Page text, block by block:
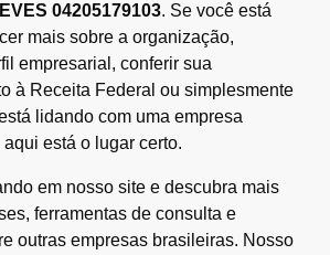
04205179103. Se você está
mais sobre a organização,
empresarial, conferir sua
à Receita Federal ou simplesmente
lidando com uma empresa
está o lugar certo.
em nosso site e descubra mais
ferramentas de consulta e
outras empresas brasileiras. Nosso